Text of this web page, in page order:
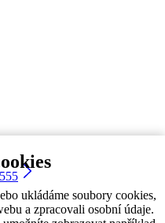
ukládáme soubory cookies,
a zpracovali osobní údaje.